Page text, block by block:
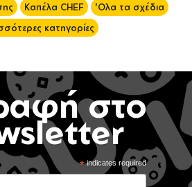
Καπέλα CHEF
'Ολα τα σχέδια
κατηγορίες
στο
*indicates required